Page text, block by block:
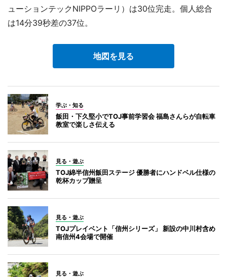
ューションテックNIPPOラーリ）は30位完走。個人総合
は14分39秒差の37位。
地図を見る
学ぶ・知る
飯田・下久堅小でTOJ事前学習会 福島さんらが自転車
教室で楽しさ伝える
見る・遊ぶ
TOJ綿半信州飯田ステージ 優勝者にハンドベル仕様の
乾杯カップ贈呈
見る・遊ぶ
TOJプレイベント「信州シリーズ」 新設の中川村含め
南信州4会場で開催
見る・遊ぶ